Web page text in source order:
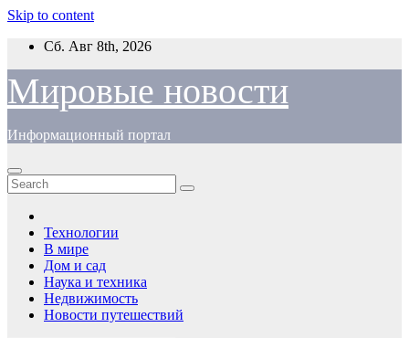
Skip to content
Сб. Авг 8th, 2026
Мировые новости
Информационный портал
Технологии
В мире
Дом и сад
Наука и техника
Недвижимость
Новости путешествий